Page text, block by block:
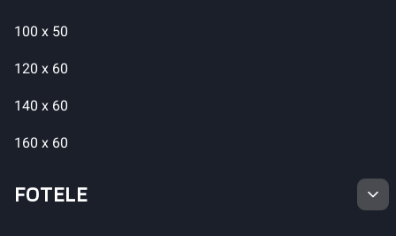
100 x 50
120 x 60
140 x 60
160 x 60
FOTELE